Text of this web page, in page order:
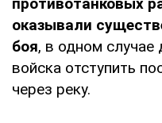
оказывали
боя, в одном случае
войска отступить
через реку.